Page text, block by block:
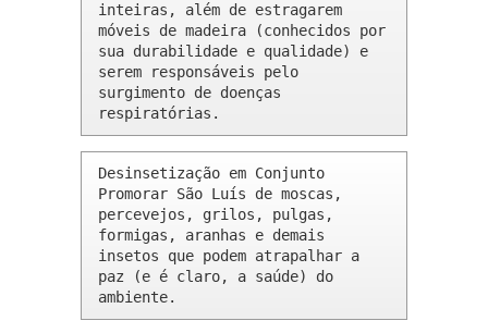
inteiras, além de estragarem
móveis de madeira (conhecidos por
sua durabilidade e qualidade) e
serem responsáveis pelo
surgimento de doenças
respiratórias.
Desinsetização em Conjunto
Promorar São Luís de moscas,
percevejos, grilos, pulgas,
formigas, aranhas e demais
insetos que podem atrapalhar a
paz (e é claro, a saúde) do
ambiente.